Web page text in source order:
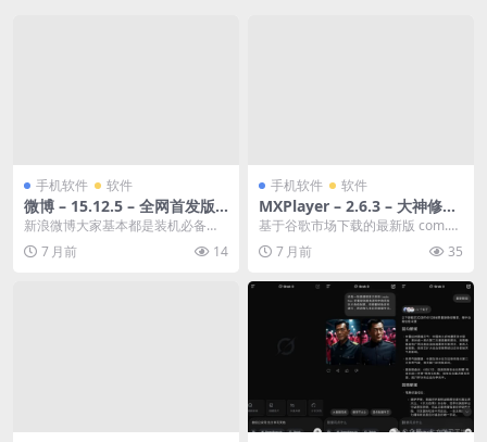
手机软件 软件
微博 – 15.12.5 – 全网首发版
本 – 社交资讯/辅助 – [Androi
d][夸克网盘/迅雷网盘]
新浪微博大家基本都是装机必备了
吧，只是话说回来新浪的一些政策
基本上将一批优秀的第...
7 月前 14
手机软件 软件
MXPlayer – 2.6.3 – 大神修改
版 – 影音娱乐/播放器 – [Andr
oid][夸克网盘/迅雷网盘]
基于谷歌市场下载的最新版 com.m
xtech.videoplayer.ad 修...
7 月前 35